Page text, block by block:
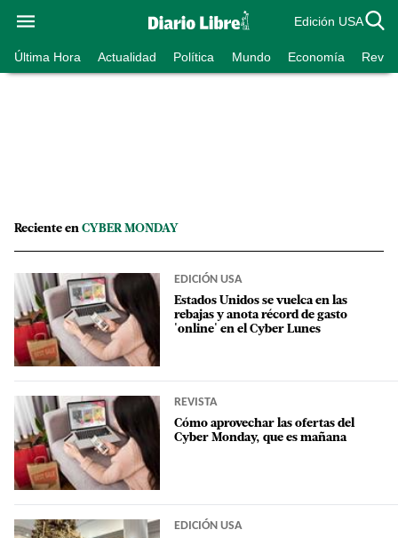
Edición USA
Última Hora Actualidad Política Mundo Economía
Reciente en CYBER MONDAY
EDICIÓN USA
Estados Unidos se vuelca en las
rebajas y anota récord de gasto
'online' en el Cyber Lunes
REVISTA
Cómo aprovechar las ofertas del
Cyber Monday, que es mañana
EDICIÓN USA